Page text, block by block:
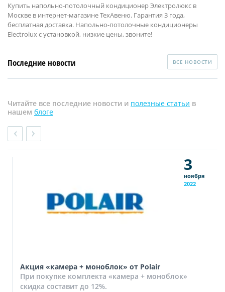
Купить напольно-потолочный кондиционер Электролюкс в
Москве в интернет-магазине ТехАвеню. Гарантия 3 года,
бесплатная доставка. Напольно-потолочные кондиционеры
Electrolux с установкой, низкие цены, звоните!
Последние новости ВСЕ НОВОСТИ
Читайте все последние новости и полезные статьи в
нашем блоге
3
ноября
2022
Акция «камера + моноблок» от Polair
При покупке комплекта «камера + моноблок»
скидка составит до 12%.